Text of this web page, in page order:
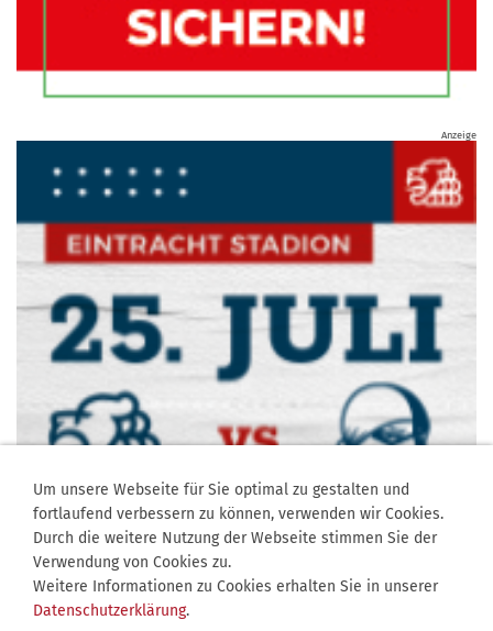
Anzeige
Um unsere Webseite für Sie optimal zu gestalten und
fortlaufend verbessern zu können, verwenden wir Cookies.
Durch die weitere Nutzung der Webseite stimmen Sie der
Verwendung von Cookies zu.
Weitere Informationen zu Cookies erhalten Sie in unserer
Datenschutzerklärung.